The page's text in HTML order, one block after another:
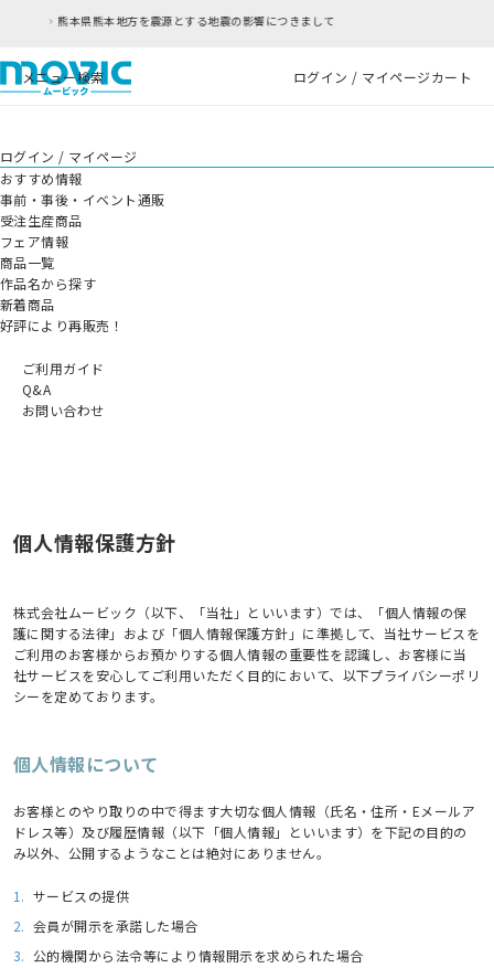
RFC違反アドレスのご利用について
メニュー検索 ログイン / マイページカート
ログイン / マイページ
おすすめ情報
事前・事後・イベント通販
受注生産商品
フェア情報
商品一覧
作品名から探す
新着商品
好評により再販売！
ご利用ガイド
Q&A
お問い合わせ
個人情報保護方針
株式会社ムービック（以下、「当社」といいます）では、「個人情報の保
護に関する法律」および「個人情報保護方針」に準拠して、当社サービスを
ご利用のお客様からお預かりする個人情報の重要性を認識し、お客様に当
社サービスを安心してご利用いただく目的において、以下プライバシーポリ
シーを定めております。
個人情報について
お客様とのやり取りの中で得ます大切な個人情報（氏名・住所・Eメールア
ドレス等）及び履歴情報（以下「個人情報」といいます）を下記の目的の
み以外、公開するようなことは絶対にありません。
1. サービスの提供
2. 会員が開示を承諾した場合
3. 公的機関から法令等により情報開示を求められた場合